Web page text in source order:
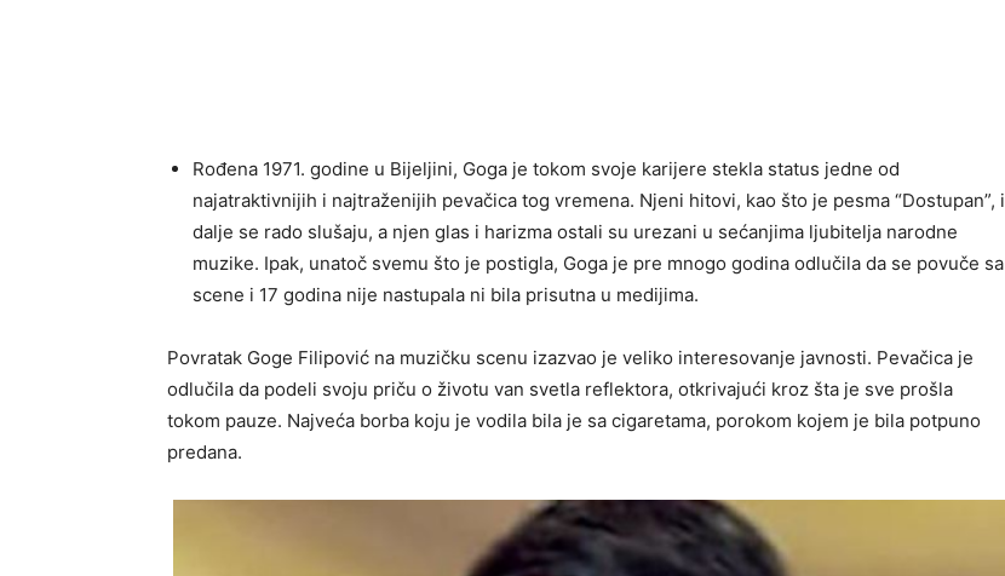
Rođena 1971. godine u Bijeljini, Goga je tokom svoje karijere stekla status jedne od
najatraktivnijih i najtraženijih pevačica tog vremena. Njeni hitovi, kao što je pesma “Dostupan”, i
dalje se rado slušaju, a njen glas i harizma ostali su urezani u sećanjima ljubitelja narodne
muzike. Ipak, unatoč svemu što je postigla, Goga je pre mnogo godina odlučila da se povuče sa
scene i 17 godina nije nastupala ni bila prisutna u medijima.
Povratak Goge Filipović na muzičku scenu izazvao je veliko interesovanje javnosti. Pevačica je
odlučila da podeli svoju priču o životu van svetla reflektora, otkrivajući kroz šta je sve prošla
tokom pauze. Najveća borba koju je vodila bila je sa cigaretama, porokom kojem je bila potpuno
predana.